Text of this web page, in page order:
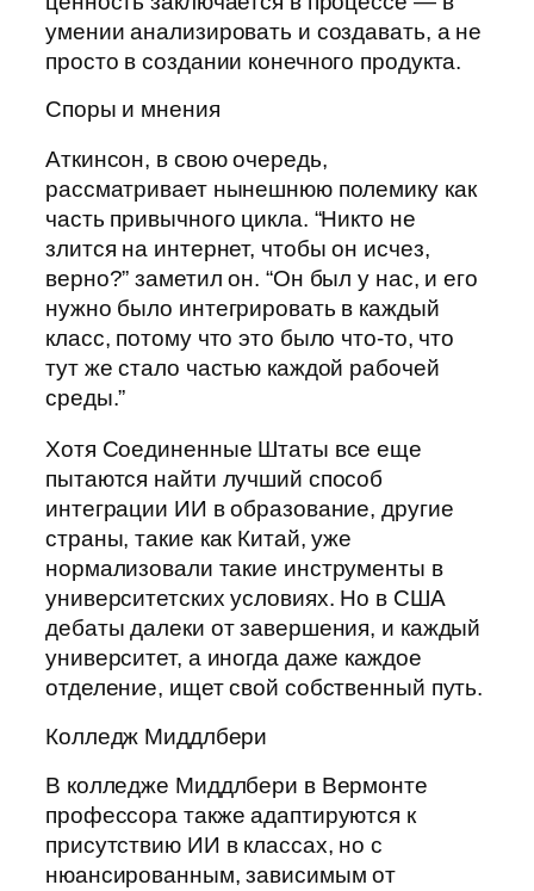
умении анализировать и создавать, а не
просто в создании конечного продукта.
Споры и мнения
Аткинсон, в свою очередь,
рассматривает нынешнюю полемику как
часть привычного цикла. “Никто не
злится на интернет, чтобы он исчез,
верно?” заметил он. “Он был у нас, и его
нужно было интегрировать в каждый
класс, потому что это было что-то, что
тут же стало частью каждой рабочей
среды.”
Хотя Соединенные Штаты все еще
пытаются найти лучший способ
интеграции ИИ в образование, другие
страны, такие как Китай, уже
нормализовали такие инструменты в
университетских условиях. Но в США
дебаты далеки от завершения, и каждый
университет, а иногда даже каждое
отделение, ищет свой собственный путь.
Колледж Миддлбери
В колледже Миддлбери в Вермонте
профессора также адаптируются к
присутствию ИИ в классах, но с
нюансированным, зависимым от